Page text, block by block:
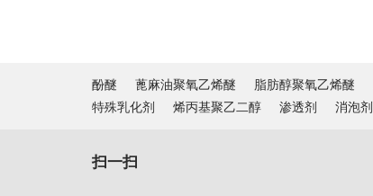
酚醚 蓖麻油聚氧乙烯醚 脂肪醇聚氧乙烯醚
特殊乳化剂
烯丙基聚乙二醇 渗透剂 消泡剂
扫一扫